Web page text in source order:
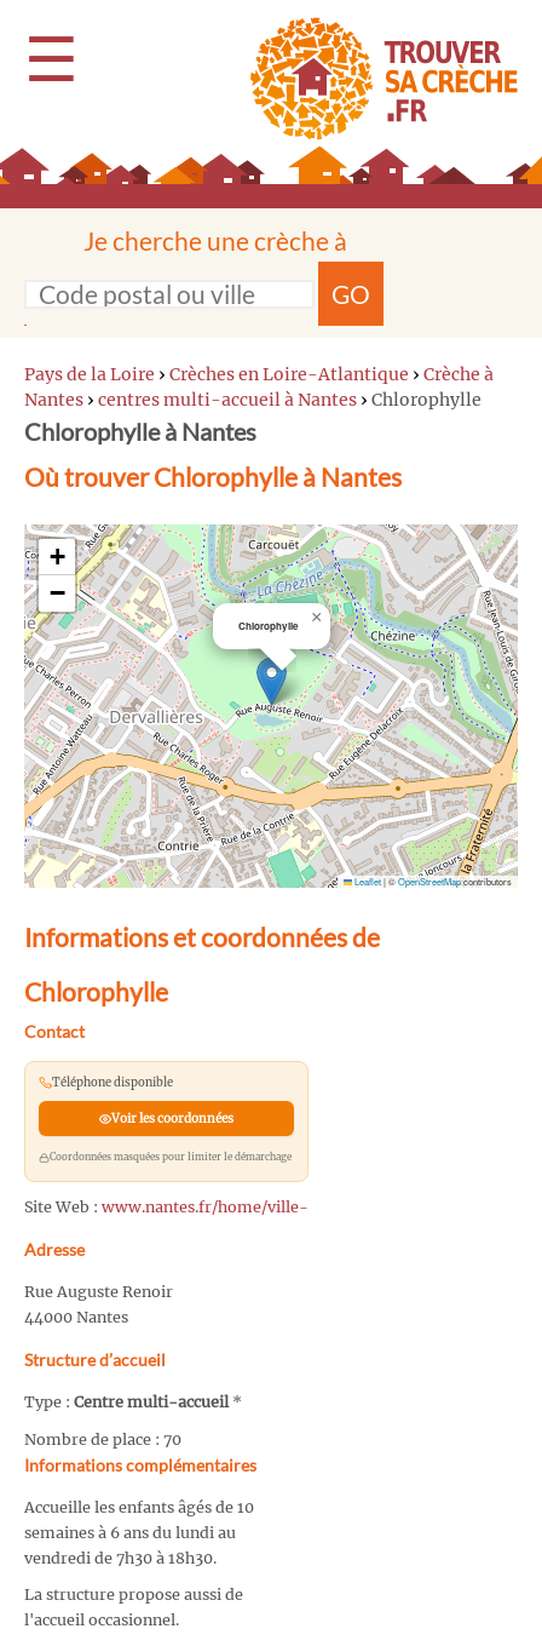
☰
Je cherche une crèche à
GO
Pays de la Loire › Crèches en Loire-Atlantique › Crèche à
Nantes › centres multi-accueil à Nantes › Chlorophylle
Chlorophylle à Nantes
Où trouver Chlorophylle à Nantes
Chlorophylle ×
+
−
Leaflet|©OpenStreetMapcontributors
Informations et coordonnées de
Chlorophylle
Contact
Téléphone disponible
Voir les coordonnées
Coordonnées masquées pour limiter le démarchage
Site Web : www.nantes.fr/home/ville-
Adresse
Rue Auguste Renoir
44000 Nantes
Structure d’accueil
Type : Centre multi-accueil*
Nombre de place : 70
Informations complémentaires
Accueille les enfants âgés de 10
semaines à 6 ans du lundi au
vendredi de 7h30 à 18h30.
La structure propose aussi de
l'accueil occasionnel.